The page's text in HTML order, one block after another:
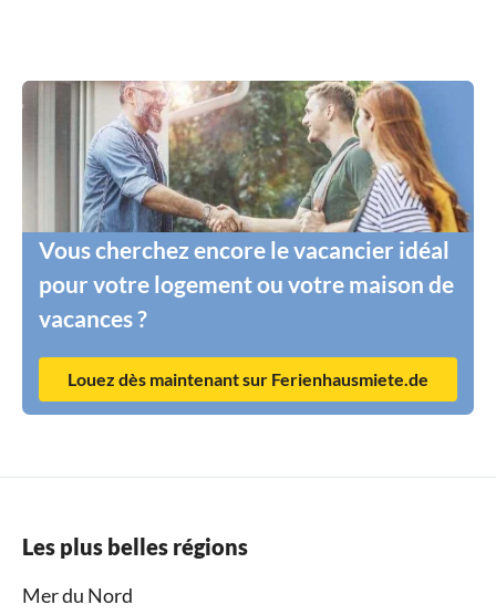
Vous cherchez encore le vacancier idéal
pour votre logement ou votre maison de
vacances ?
Louez dès maintenant sur Ferienhausmiete.de
Les plus belles régions
Mer du Nord